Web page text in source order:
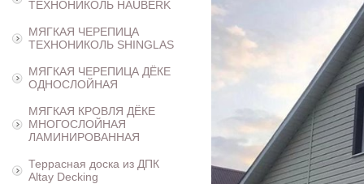
ТЕХНОНИКОЛЬ HAUBERK
МЯГКАЯ ЧЕРЕПИЦА
ТЕХНОНИКОЛЬ SHINGLAS
МЯГКАЯ ЧЕРЕПИЦА ДЁКЕ
ОДНОСЛОЙНАЯ
МЯГКАЯ КРОВЛЯ ДЁКЕ
МНОГОСЛОЙНАЯ
ЛАМИНИРОВАННАЯ
Террасная доска из ДПК
Altay Decking